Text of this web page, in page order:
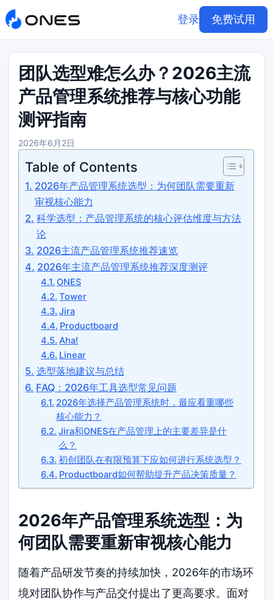
登录 免费试用
团队选型难怎么办？2026主流
产品管理系统推荐与核心功能
测评指南
2026年6月2日
Table of Contents
2026年产品管理系统选型：为何团队需要重新
审视核心能力
科学选型：产品管理系统的核心评估维度与方法
论
2026主流产品管理系统推荐速览
2026年主流产品管理系统推荐深度测评
ONES
Tower
Jira
Productboard
Aha!
Linear
选型落地建议与总结
FAQ：2026年工具选型常见问题
2026年选择产品管理系统时，最应看重哪些
核心能力？
Jira和ONES在产品管理上的主要差异是什
么？
初创团队在有限预算下应如何进行系统选型？
Productboard如何帮助提升产品决策质量？
2026年产品管理系统选型：为
何团队需要重新审视核心能力
随着产品研发节奏的持续加快，2026年的市场环
境对团队协作与产品交付提出了更高要求。面对